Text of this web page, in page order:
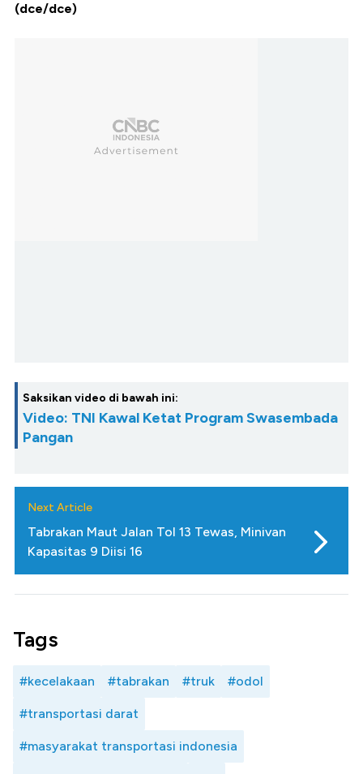
(dce/dce)
Saksikan video di bawah ini:
Video: TNI Kawal Ketat Program Swasembada
Pangan
Next Article
Tabrakan Maut Jalan Tol 13 Tewas, Minivan
Kapasitas 9 Diisi 16
Tags
#kecelakaan #tabrakan #truk #odol
#transportasi darat
#masyarakat transportasi indonesia